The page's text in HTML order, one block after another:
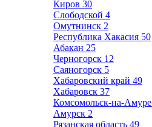
Киров 30
Слободской 4
Омутнинск 2
Республика Хакасия 50
Абакан 25
Черногорск 12
Саяногорск 5
Хабаровский край 49
Хабаровск 37
Комсомольск-на-Амуре
Амурск 2
Рязанская область 49